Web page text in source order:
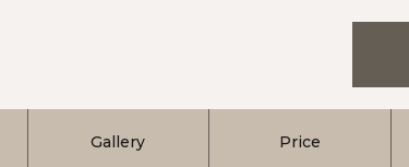
Gallery Price